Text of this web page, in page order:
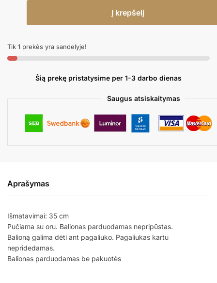
MINI
LOL
Į krepšelį
Tik 1 prekės yra sandelyje!
Šią prekę pristatysime per 1-3 darbo dienas
Saugus atsiskaitymas
Aprašymas
Išmatavimai: 35 cm
Pučiama su oru. Balionas parduodamas nepripūstas.
Balioną galima dėti ant pagaliuko. Pagaliukas kartu
nepridedamas.
Balionas parduodamas be pakuotės